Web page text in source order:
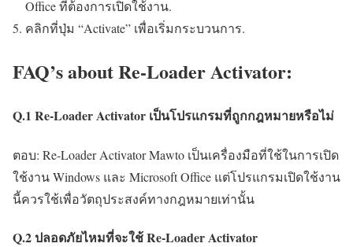
Office ที่ต้องการเปิดใช้งาน.
คลิกที่ปุ่ม “Activate” เพื่อเริ่มกระบวนการ.
FAQ’s about Re-Loader Activator:
Q.1 Re-Loader Activator เป็นโปรแกรมที่ถูกกฎหมายหรือไม่
ตอบ: Re-Loader Activator Mawto เป็นเครื่องมือที่ใช้ในการเปิด
ใช้งาน Windows และ Microsoft Office แต่โปรแกรมเปิดใช้งาน
นี้ควรใช้เพื่อวัตถุประสงค์ทางกฎหมายเท่านั้น
Q.2 ปลอดภัยไหมที่จะใช้ Re-Loader Activator